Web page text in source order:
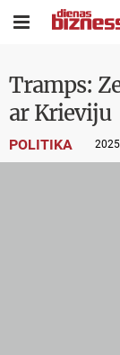

Tramps:
ar Krieviju
POLITIKA